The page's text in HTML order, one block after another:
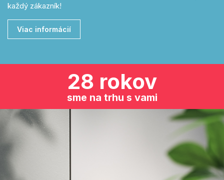
každý zákazník!
Viac informácií
28 rokov
sme na trhu s vami